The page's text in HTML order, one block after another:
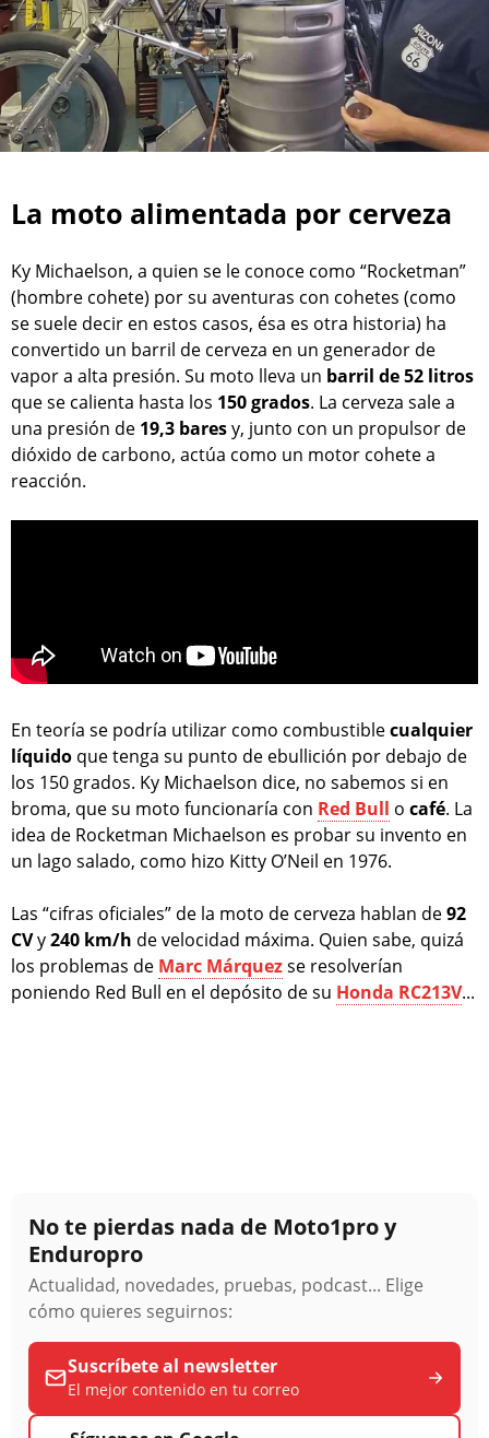
La moto alimentada por cerveza
Ky Michaelson, a quien se le conoce como “Rocketman”
(hombre cohete) por su aventuras con cohetes (como
se suele decir en estos casos, ésa es otra historia) ha
convertido un barril de cerveza en un generador de
vapor a alta presión. Su moto lleva un barril de 52 litros
que se calienta hasta los 150 grados. La cerveza sale a
una presión de 19,3 baresy, junto con un propulsor de
dióxido de carbono, actúa como un motor cohete a
reacción.
En teoría se podría utilizar como combustiblecualquier
líquido que tenga su punto de ebullición por debajo de
los 150 grados. Ky Michaelson dice, no sabemos si en
broma, que su moto funcionaría con Red Bull o café. La
idea de Rocketman Michaelson es probar su invento en
un lago salado, como hizo Kitty O’Neil en 1976.
Las “cifras oficiales” de la moto de cerveza hablan de92
CVy240 km/h de velocidad máxima. Quien sabe, quizá
los problemas de Marc Márquezse resolverían
poniendo Red Bull en el depósito de su Honda RC213V...
No te pierdas nada de Moto1pro y
Enduropro
Actualidad, novedades, pruebas, podcast... Elige
cómo quieres seguirnos:
Suscríbete al newsletter
El mejor contenido en tu correo